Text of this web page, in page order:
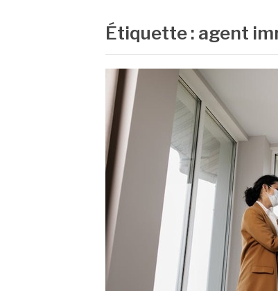
Étiquette : agent